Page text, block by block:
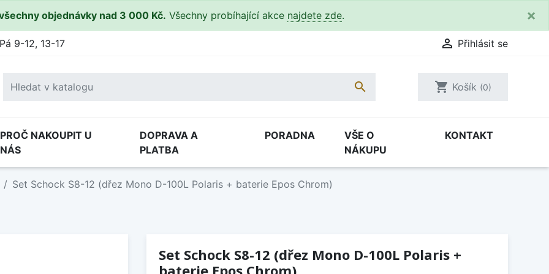
objednávky nad 3 000 Kč. Všechny probíhající akce najdete zde. ×
9-12, 13-17  Přihlásit se
 shopping_cart Košík (0)
PROČ NAKOUPIT U
NÁS
DOPRAVA A
PLATBA
PORADNA
VŠE O
NÁKUPU
KONTAKT
Set Schock S8-12 (dřez Mono D-100L Polaris + baterie Epos Chrom)
Set Schock S8-12 (dřez Mono D-100L Polaris +